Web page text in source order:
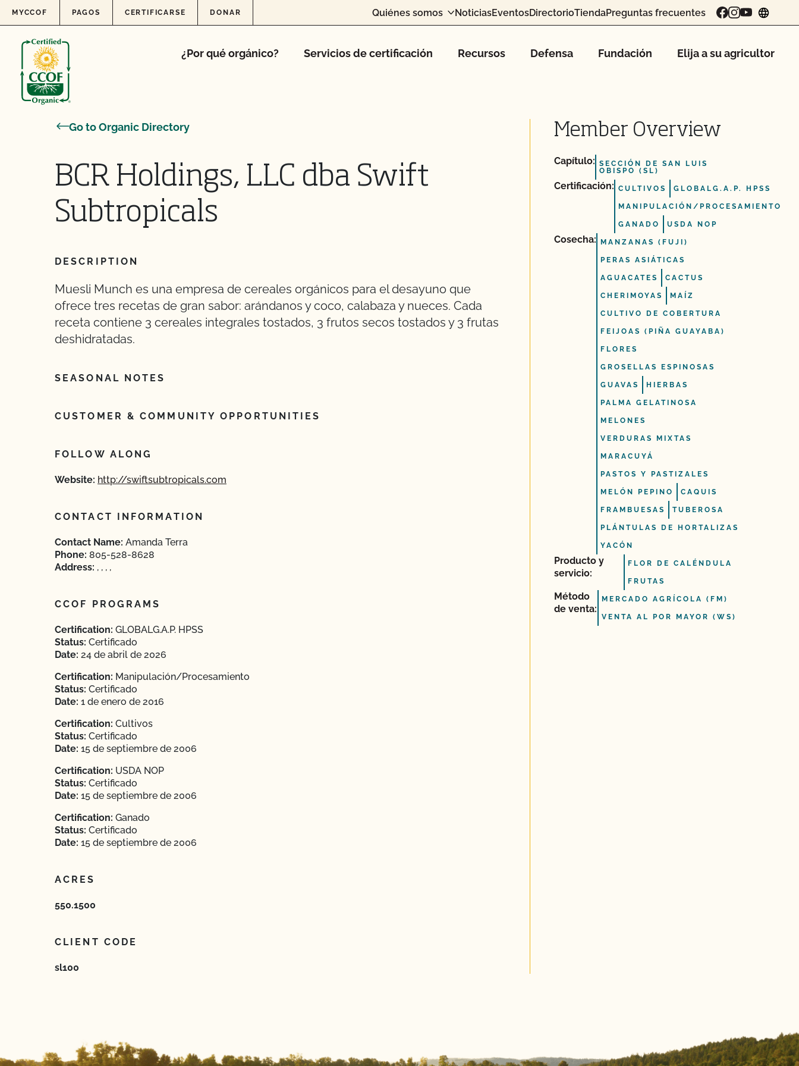
Skip to content
MYCCOF PAGOS CERTIFICARSE DONAR Quiénes somos NoticiasEventosDirectorioTiendaPreguntas frecuentes
¿Por qué orgánico? Servicios de certificación Recursos Defensa Fundación Elija a su agricultor
Go to Organic Directory
BCR Holdings, LLC dba Swift
Subtropicals
DESCRIPTION
Muesli Munch es una empresa de cereales orgánicos para el desayuno que
ofrece tres recetas de gran sabor: arándanos y coco, calabaza y nueces. Cada
receta contiene 3 cereales integrales tostados, 3 frutos secos tostados y 3 frutas
deshidratadas.
SEASONAL NOTES
CUSTOMER & COMMUNITY OPPORTUNITIES
FOLLOW ALONG
Website: http://swiftsubtropicals.com
CONTACT INFORMATION
Contact Name: Amanda Terra
Phone: 805-528-8628
Address: , , , ,
CCOF PROGRAMS
Certification: GLOBALG.A.P. HPSS
Status: Certificado
Date: 24 de abril de 2026
Certification: Manipulación/Procesamiento
Status: Certificado
Date: 1 de enero de 2016
Certification: Cultivos
Status: Certificado
Date: 15 de septiembre de 2006
Certification: USDA NOP
Status: Certificado
Date: 15 de septiembre de 2006
Certification: Ganado
Status: Certificado
Date: 15 de septiembre de 2006
ACRES
550.1500
CLIENT CODE
sl100
Member Overview
Capítulo: SECCIÓN DE SAN LUIS
OBISPO (SL)
Certificación: CULTIVOS GLOBALG.A.P. HPSS
MANIPULACIÓN/PROCESAMIENTO
GANADO USDA NOP
Cosecha: MANZANAS (FUJI)
PERAS ASIÁTICAS
AGUACATES CACTUS
CHERIMOYAS MAÍZ
CULTIVO DE COBERTURA
FEIJOAS (PIÑA GUAYABA)
FLORES
GROSELLAS ESPINOSAS
GUAVAS HIERBAS
PALMA GELATINOSA
MELONES
VERDURAS MIXTAS
MARACUYÁ
PASTOS Y PASTIZALES
MELÓN PEPINO CAQUIS
FRAMBUESAS TUBEROSA
PLÁNTULAS DE HORTALIZAS
YACÓN
Producto y
servicio:
FLOR DE CALÉNDULA
FRUTAS
Método
de venta:
MERCADO AGRÍCOLA (FM)
VENTA AL POR MAYOR (WS)